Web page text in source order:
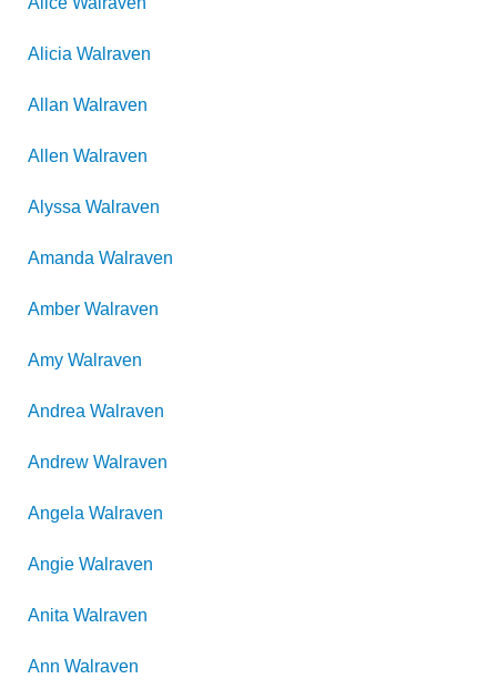
Alicia Walraven
Allan Walraven
Allen Walraven
Alyssa Walraven
Amanda Walraven
Amber Walraven
Amy Walraven
Andrea Walraven
Andrew Walraven
Angela Walraven
Angie Walraven
Anita Walraven
Ann Walraven